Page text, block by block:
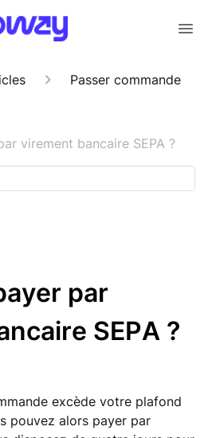
Passer commande
virement bancaire SEPA ?
par
SEPA ?
excède votre plafond
pouvez alors payer par